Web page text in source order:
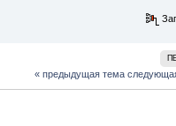
« предыдущая тема